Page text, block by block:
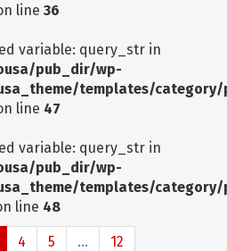
line 36
variable: query_str in
pub_dir/wp-
templates/
line 47
variable: query_str in
pub_dir/wp-
templates/
line 48
4 5 ... 12